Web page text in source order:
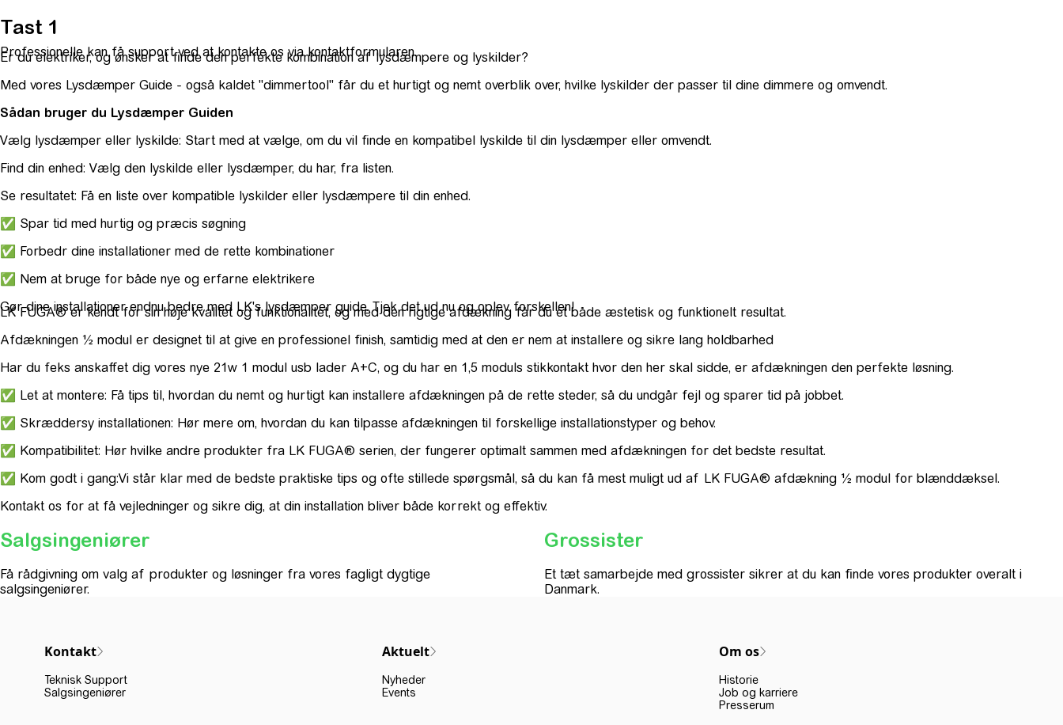
Tast 1
Professionelle kan få support ved at kontakte os via kontaktformularen.
Er du elektriker, og ønsker at finde den perfekte kombination af lysdæmpere og lyskilder?
Med vores Lysdæmper Guide - også kaldet "dimmertool" får du et hurtigt og nemt overblik over, hvilke lyskilder der passer til dine dimmere og omvendt.
Sådan bruger du Lysdæmper Guiden
Vælg lysdæmper eller lyskilde: Start med at vælge, om du vil finde en kompatibel lyskilde til din lysdæmper eller omvendt.
Find din enhed: Vælg den lyskilde eller lysdæmper, du har, fra listen.
Se resultatet: Få en liste over kompatible lyskilder eller lysdæmpere til din enhed.
✅ Spar tid med hurtig og præcis søgning
✅ Forbedr dine installationer med de rette kombinationer
✅ Nem at bruge for både nye og erfarne elektrikere
Gør dine installationer endnu bedre med LK's lysdæmper guide. Tjek det ud nu og oplev forskellen!
LK FUGA® er kendt for sin høje kvalitet og funktionalitet, og med den rigtige afdækning får du et både æstetisk og funktionelt resultat.
Afdækningen ½ modul er designet til at give en professionel finish, samtidig med at den er nem at installere og sikre lang holdbarhed
Har du feks anskaffet dig vores nye 21w 1 modul usb lader A+C, og du har en 1,5 moduls stikkontakt hvor den her skal sidde, er afdækningen den perfekte løsning.
✅ Let at montere: Få tips til, hvordan du nemt og hurtigt kan installere afdækningen på de rette steder, så du undgår fejl og sparer tid på jobbet.
✅ Skræddersy installationen: Hør mere om, hvordan du kan tilpasse afdækningen til forskellige installationstyper og behov.
✅ Kompatibilitet: Hør hvilke andre produkter fra LK FUGA® serien, der fungerer optimalt sammen med afdækningen for det bedste resultat.
✅ Kom godt i gang:Vi står klar med de bedste praktiske tips og ofte stillede spørgsmål, så du kan få mest muligt ud af LK FUGA® afdækning ½ modul for blænddæksel.
Kontakt os for at få vejledninger og sikre dig, at din installation bliver både korrekt og effektiv.
Salgsingeniører
Få rådgivning om valg af produkter og løsninger fra vores fagligt dygtige
salgsingeniører.
Grossister
Et tæt samarbejde med grossister sikrer at du kan finde vores produkter overalt i
Danmark.
Kontakt
Teknisk Support
Salgsingeniører
Aktuelt
Nyheder
Events
Om os
Historie
Job og karriere
Presserum